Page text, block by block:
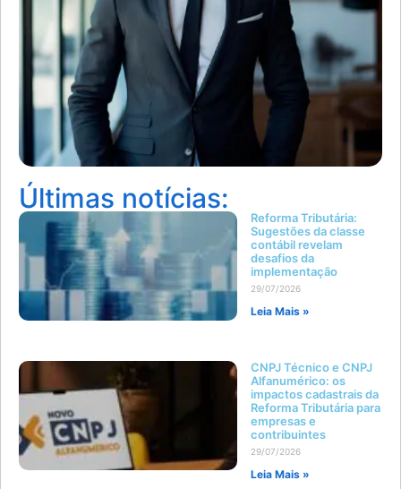
Últimas notícias:
Reforma Tributária:
Sugestões da classe
contábil revelam
desafios da
implementação
29/07/2026
Leia Mais »
CNPJ Técnico e CNPJ
Alfanumérico: os
impactos cadastrais da
Reforma Tributária para
empresas e
contribuintes
29/07/2026
Leia Mais »